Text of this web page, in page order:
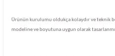
Ürünün kurulumu oldukça kolaydır ve teknik
modeline ve boyutuna uygun olarak